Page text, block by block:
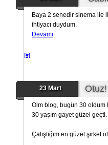
Baya 2 senedir sinema ile
ihtiyacı duydum.
Devamı
[#]
23 Mart Otuz!
Olm blog, bugün 30 oldum
30 yaşım gayet güzel geçti.
Çalıştığım en güzel şirket